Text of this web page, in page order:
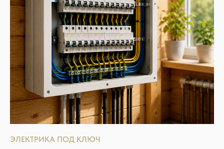
ЭЛЕКТРИКА ПОД КЛЮЧ